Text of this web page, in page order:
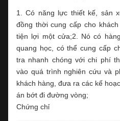
1. Có năng lực thiết kế, sản
đồng thời cung cấp cho
tiện lợi một cửa;2. Nó có
quang học, có thể cung cấp
tra nhanh chóng với chi phí
vào quá trình nghiên cứu và
khách hàng, đưa ra các kế
án bớt đi đường vòng;
Chứng chỉ